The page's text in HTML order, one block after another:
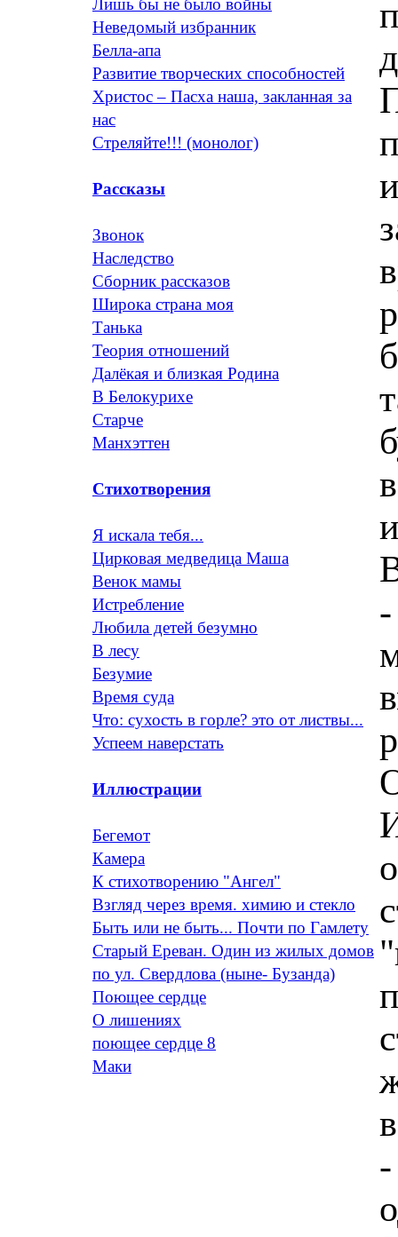
Лишь бы не было войны
Неведомый избранник
Белла-апа
Развитие творческих способностей
Христос – Пасха наша, закланная за
нас
Стреляйте!!! (монолог)
Рассказы
Звонок
Наследство
Сборник рассказов
Широка страна моя
Танька
Теория отношений
Далёкая и близкая Родина
В Белокурихе
Старче
Манхэттен
Стихотворения
Я искала тебя...
Цирковая медведица Маша
Венок мамы
Истребление
Любила детей безумно
В лесу
Безумие
Время суда
Что: сухость в горле? это от листвы...
Успеем наверстать
Иллюстрации
Бегемот
Камера
К стихотворению "Ангел"
Взгляд через время. химию и стекло
Быть или не быть... Почти по Гамлету
Старый Ереван. Один из жилых домов
по ул. Свердлова (ныне- Бузанда)
Поющее сердце
O лишениях
поющее сердце 8
Маки